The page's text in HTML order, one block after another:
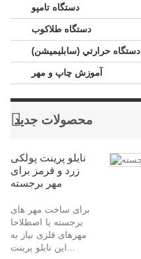
دستگاه تامپو
دستگاه طلاکوب
دستگاه حرارتي (سابليميشن)
آموزش چاپ و مهر
محصولات جدید
نایلو پرینت پولکی
زرد و قرمز برای
مهر برجسته
برای ساخت مهر های
برجسته یا اصطلاحا
مهرهای فلزی نیاز به
این نایلو پرینت...